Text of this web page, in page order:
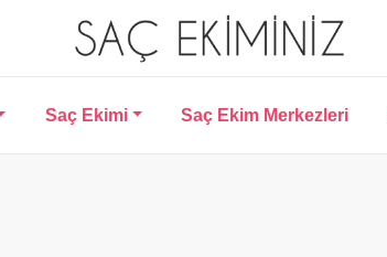
Saç Ekimi Saç Ekim Merkezleri